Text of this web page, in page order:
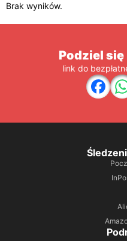
Brak wyników.
Podziel
link do